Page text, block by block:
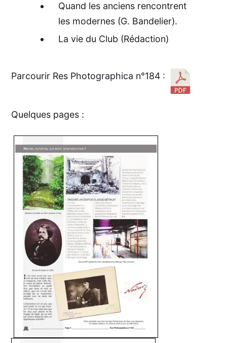
Quand les anciens rencontrent
les modernes (G. Bandelier).
La vie du Club (Rédaction)
Parcourir Res Photographica n°184 :
Quelques pages :